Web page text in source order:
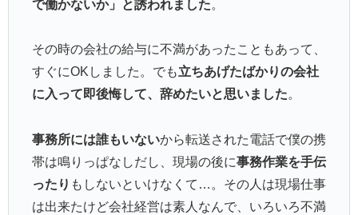
で働かないか」と誘われました。
その時の会社の給与に不満があったこともあって、
すぐにOKしました。でも立ちあげたばかりの会社
に入って即後悔して、辞めたいと思いました。
事務所には誰もいないから転送された電話で僕の携
帯は鳴りっぱなしだし、現場の後に事務作業を手伝
ったり もしないといけなくて…。その人は現場仕事
は出来たけど会社経営は素人なんで、いろいろ不満